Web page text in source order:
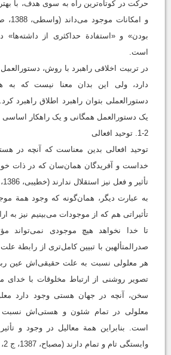
حرکت در کوتاه‌ترین راه به سوی هدف، با
بودن» و «استفادة حداکثری از
است.
در تربیت اخلاقی راهبرد با روش،
دارد، ولی این بدان معنا نیست که به
دستورالعملی بتوان راهبرد اطلاق راهبرد
یک دستورالعمل همگانی و یک راهکار
1-2. توحید افعالی
توحید افعالی بدین معناست که آنچه در
خداست و آفریدگان همان‌سان که در ذات
تأثیر و فعل نیز استقلال ندارند (خطیبی، 1386، ص 202).
به ‌عبارت دیگر، همان‌گونه که وجود همة
تأثیراتی هم که از موجودات می‌‌بینیم نیز
تا خدا نخواهد هیچ موجودی نمی‌تواند
صدرالمتألهین با تبیین کامل‌تری از رابطة
هر معلولی نسبت به علت حقیقی‌اش عین
تصویر روشنی از ارتباط مخلوقات با خدای
سخن، آنچه در جهان هستی وجود دارد
معلولی در تمام شئون و هستی‌اش
است. بنابراین همة معالیل در وجود و
وابستگی تام و تمام دارند (مصباح، 1387، ج 2، ص 449).